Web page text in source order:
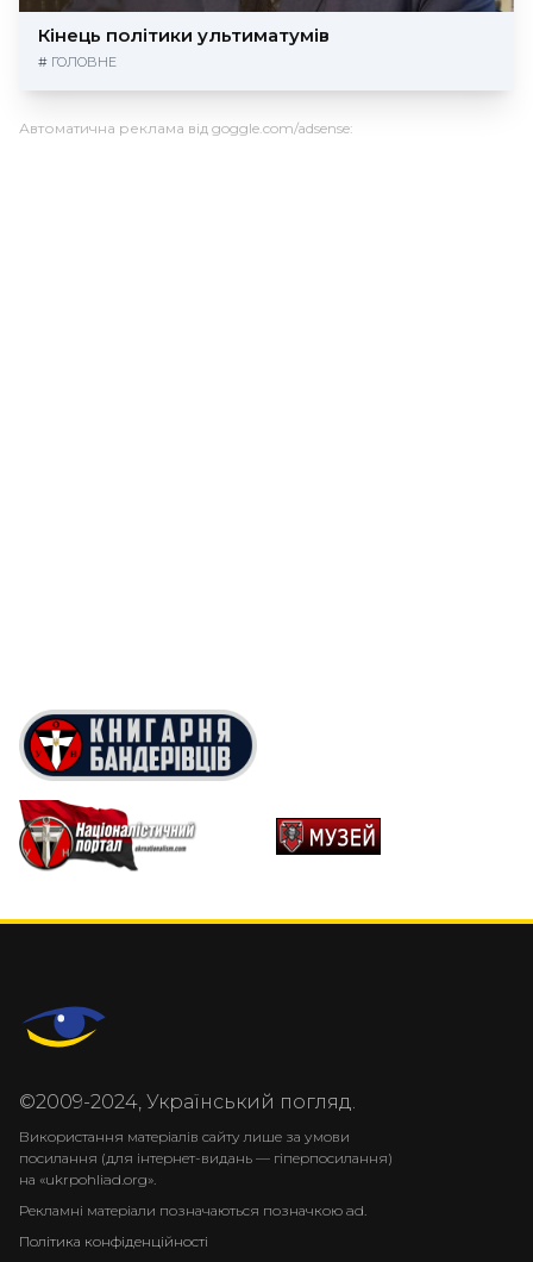
Кінець політики ультиматумів
# ГОЛОВНЕ
Автоматична реклама від goggle.com/adsense:
©2009-2024, Український погляд.
Використання матеріалів сайту лише за умови
посилання (для інтернет-видань — гіперпосилання)
на «ukrpohliad.org».
Рекламні матеріали позначаються позначкою ad.
Політика конфіденційності